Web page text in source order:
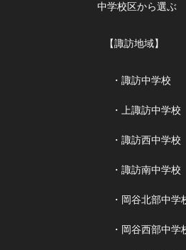
中学校区から選ぶ
【諏訪地域】
・諏訪中学校
・上諏訪中学校
・諏訪西中学校
・諏訪南中学校
・岡谷北部中学
・岡谷西部中学